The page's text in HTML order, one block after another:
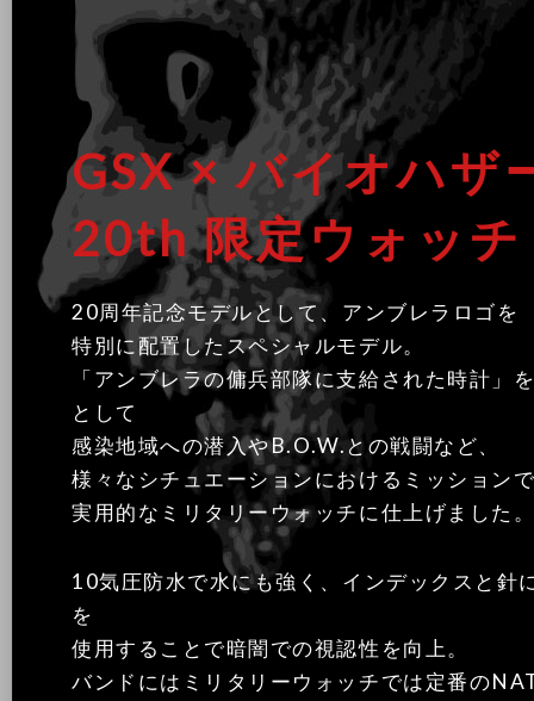
GSX × バイオハザ
20th 限定ウォッチ
20周年記念モデルとして、アンブレラロゴを
特別に配置したスペシャルモデル。
「アンブレラの傭兵部隊に支給された時計」
として
感染地域への潜入やB.O.W.との戦闘など、
様々なシチュエーションにおけるミッション
実用的なミリタリーウォッチに仕上げました
10気圧防水で水にも強く、インデックスと針
を
使用することで暗闇での視認性を向上。
バンドにはミリタリーウォッチでは定番の